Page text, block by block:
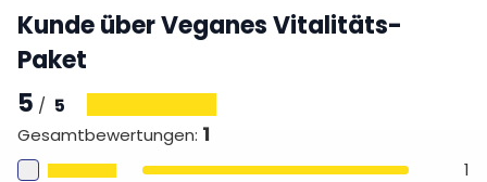
Kunde über Veganes Vitalitäts-
Paket
5 / 5
Gesamtbewertungen: 1
1